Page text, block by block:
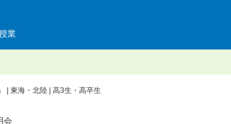
業
| 東海・北陸 | 高3生・高卒生
会